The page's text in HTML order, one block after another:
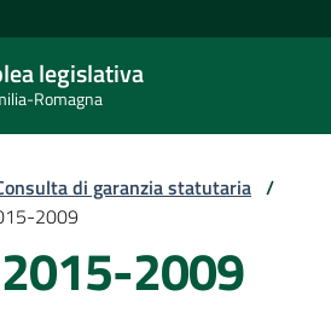
legislativa
Romagna
di garanzia statutaria /
2009
2009